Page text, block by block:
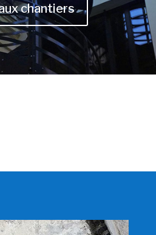
chantiers